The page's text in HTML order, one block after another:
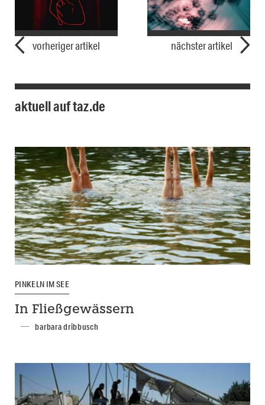
vorheriger artikel nächster artikel
aktuell auf taz.de
PINKELN IM SEE
In Fließgewässern
barbara dribbusch